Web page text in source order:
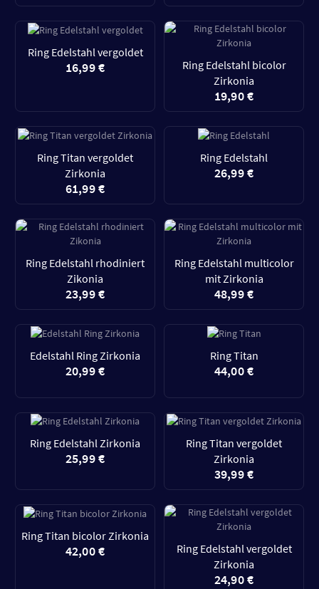
Ring Edelstahl vergoldet
16,99 €
Ring Edelstahl bicolor
Zirkonia
19,90 €
Ring Titan vergoldet
Zirkonia
61,99 €
Ring Edelstahl
26,99 €
Ring Edelstahl rhodiniert
Zikonia
23,99 €
Ring Edelstahl multicolor
mit Zirkonia
48,99 €
Edelstahl Ring Zirkonia
20,99 €
Ring Titan
44,00 €
Ring Edelstahl Zirkonia
25,99 €
Ring Titan vergoldet
Zirkonia
39,99 €
Ring Titan bicolor Zirkonia
42,00 €
Ring Edelstahl vergoldet
Zirkonia
24,90 €